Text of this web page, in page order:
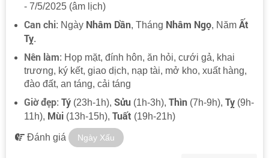
- 7/5/2025 (âm lịch)
Can chi: Ngày Nhâm Dần, Tháng Nhâm Ngọ, Năm Ất
Tỵ.
Nên làm: Họp mặt, đính hôn, ăn hỏi, cưới gả, khai
trương, ký kết, giao dịch, nạp tài, mở kho, xuất hàng,
đào đất, an táng, cải táng
Giờ đẹp: Tý (23h-1h), Sửu (1h-3h), Thìn (7h-9h), Tỵ (9h-
11h), Mùi (13h-15h), Tuất (19h-21h)
Đánh giá Ngày Xấu